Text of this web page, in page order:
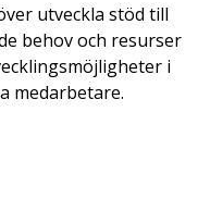
utveckla stöd till
behov och resurser
i
medarbetare.